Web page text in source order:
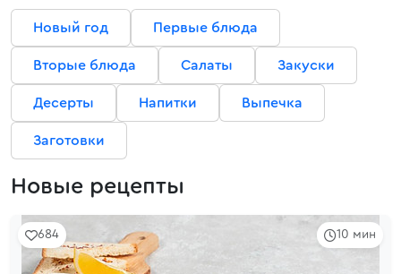
Новый год Первые блюда
Вторые блюда Салаты Закуски
Десерты Напитки Выпечка
Заготовки
Новые рецепты
10 мин
684